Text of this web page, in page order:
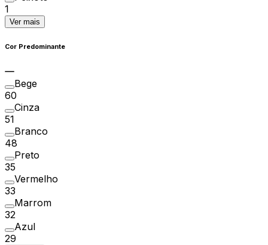
1
Ver mais
Cor Predominante
Bege
60
Cinza
51
Branco
48
Preto
35
Vermelho
33
Marrom
32
Azul
29